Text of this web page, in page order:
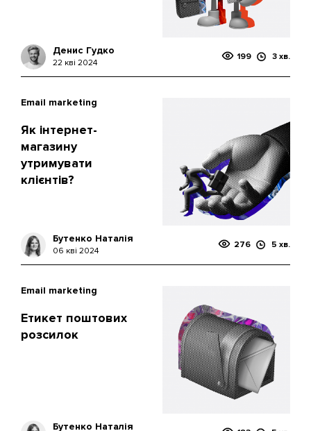
Денис Гудко
22 кві 2024
199 3 хв.
Email marketing
Як інтернет-
магазину
утримувати
клієнтів?
Бутенко Наталія
06 кві 2024
276 5 хв.
Email marketing
Етикет поштових
розсилок
Бутенко Наталія